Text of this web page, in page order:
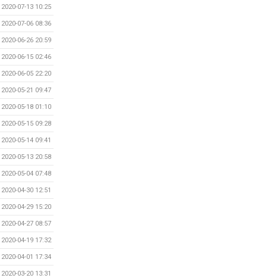
2020-07-13 10:25
2020-07-06 08:36
2020-06-26 20:59
2020-06-15 02:46
2020-06-05 22:20
2020-05-21 09:47
2020-05-18 01:10
2020-05-15 09:28
2020-05-14 09:41
2020-05-13 20:58
2020-05-04 07:48
2020-04-30 12:51
2020-04-29 15:20
2020-04-27 08:57
2020-04-19 17:32
2020-04-01 17:34
2020-03-20 13:31